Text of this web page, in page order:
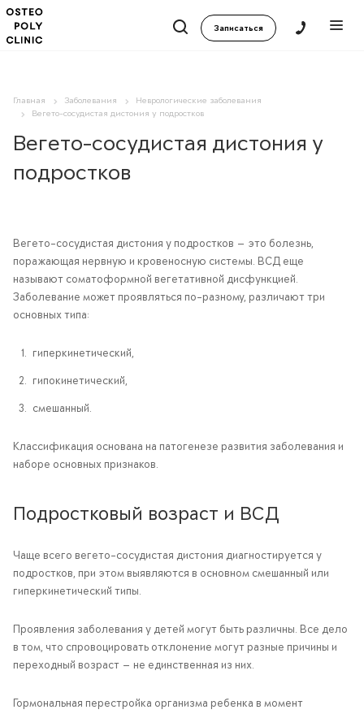
Записаться
Главная Заболевания
Неврологические заболевания
Вегето-сосудистая дистония у подростков
Вегето-сосудистая дистония у
подростков
Вегето-сосудистая дистония у подростков — это болезнь,
поражающая нервную и кровеносную системы. ВСД еще
называют соматоформной вегетативной дисфункцией.
Заболевание может проявляться по-разному, различают три
основных типа:
гиперкинетический,
гипокинетический,
смешанный.
Классификация основана на патогенезе развития заболевания и
наборе основных признаков.
Подростковый возраст и ВСД
Чаще всего вегето-сосудистая дистония диагностируется у
подростков, при этом выявляются в основном смешанный или
гиперкинетический типы.
Проявления заболевания у детей могут быть различны. Все дело
в том, что спровоцировать отклонение могут разные причины и
переходный возраст — не единственная из них.
Гормональная перестройка организма ребенка в момент